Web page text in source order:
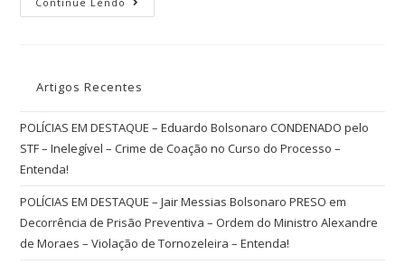
Artigos Recentes
POLÍCIAS EM DESTAQUE – Eduardo Bolsonaro CONDENADO pelo
STF – Inelegível – Crime de Coação no Curso do Processo –
Entenda!
POLÍCIAS EM DESTAQUE – Jair Messias Bolsonaro PRESO em
Decorrência de Prisão Preventiva – Ordem do Ministro Alexandre
de Moraes – Violação de Tornozeleira – Entenda!